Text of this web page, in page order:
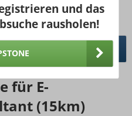
Wochenstunden.
pro Monat
für E-
(15km)
und das
rausholen!